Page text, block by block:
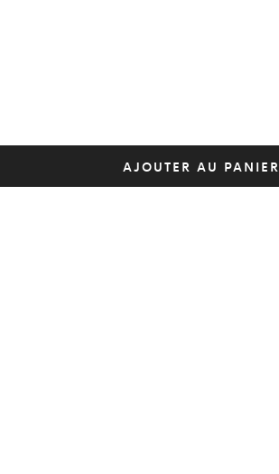
AJOUTER AU PANIER